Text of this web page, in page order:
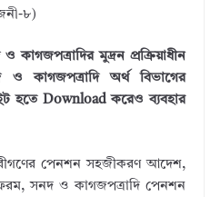
৮)
মুদ্রন প্রক্রিয়াধীন
অর্থ বিভাগের
হতে Download করেও ব্যবহার
পেনশন সহজীকরণ আদেশ,
সনদ ও কাগজপত্রাদি পেনশন